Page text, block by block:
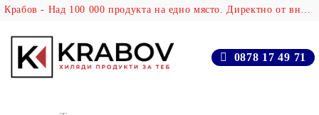
Крабов - Над 100 000 продукта на едно място. Директно от вносителя!
0878 17 49 71